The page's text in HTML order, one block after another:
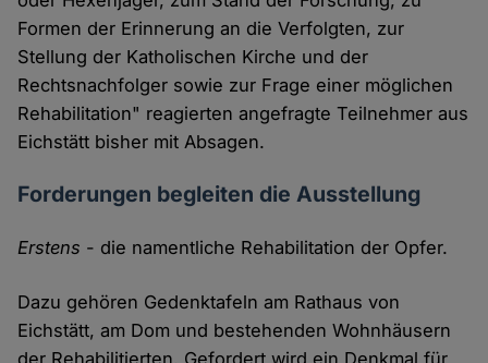
Formen der Erinnerung an die Verfolgten, zur
Stellung der Katholischen Kirche und der
Rechtsnachfolger sowie zur Frage einer möglichen
Rehabilitation" reagierten angefragte Teilnehmer aus
Eichstätt bisher mit Absagen.
Forderungen begleiten die Ausstellung
Erstens - die namentliche Rehabilitation der Opfer.
Dazu gehören Gedenktafeln am Rathaus von
Eichstätt, am Dom und bestehenden Wohnhäusern